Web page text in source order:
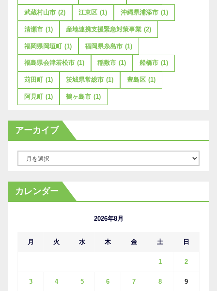
武蔵村山市 (2) 江東区 (1) 沖縄県浦添市 (1)
清瀬市 (1) 産地連携支援緊急対策事業 (2)
福岡県岡垣町 (1) 福岡県糸島市 (1)
福島県会津若松市 (1) 稲敷市 (1) 船橋市 (1)
苅田町 (1) 茨城県常総市 (1) 豊島区 (1)
阿見町 (1) 鶴ヶ島市 (1)
アーカイブ
カ
イ
カレンダー
2026年8月
月 火 水 木 金 土 日
1 2
3 4 5 6 7 8 9